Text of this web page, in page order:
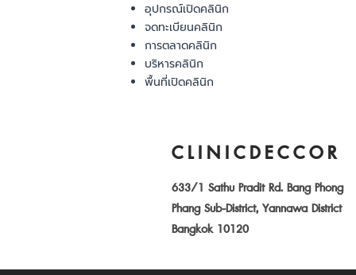
อุปกรณ์เปิดคลินิก
จดทะเบียนคลินิก
การตลาดคลินิก
บริหารคลินิก
พื้นที่เปิดคลินิก
CLINICDECCOR
633/1 Sathu Pradit Rd. Bang Phong
Phang Sub-District, Yannawa District
Bangkok 10120